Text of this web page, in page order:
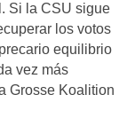
Si la CSU sigue
los votos
equilibrio
vez más
Grosse Koalition